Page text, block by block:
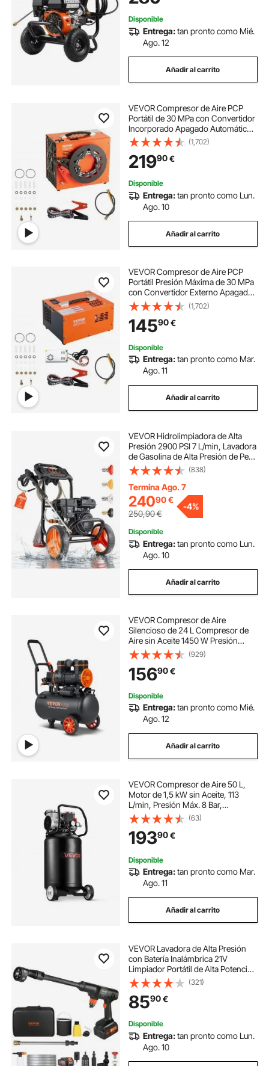
Disponible
Entrega:tan pronto como Mié.
Ago. 12
Añadir al carrito
VEVOR Compresor de Aire PCP
Portátil de 30 MPa con Convertidor
Incorporado Apagado Automático
CC 12V/CA 230V Bomba de Tanque
de Paintball sin Aceite para Pistola
de Aire, Tanque de Buceo
(1,702)
21990€
Disponible
Entrega:tan pronto como Lun.
Ago. 10
Añadir al carrito
VEVOR Compresor de Aire PCP
Portátil Presión Máxima de 30 MPa
con Convertidor Externo Apagado
Manual CC 12 V/CA 230 V Bomba
de Tanque de Paintball sin Aceite
para Pistola de Aire, Tanque de
Buceo
(1,702)
14590€
Disponible
Entrega:tan pronto como Mar.
Ago. 11
Añadir al carrito
VEVOR Hidrolimpiadora de Alta
Presión 2900 PSI 7 L/min, Lavadora
de Gasolina de Alta Presión de Perfil
Bajo con Bomba de Aluminio,
Manguera de 7,9 m, 4 Boquillas,
Ruedas para Coches Ventanas
Paredes
(838)
Termina Ago. 7
24090€
250,90€
-4%
Disponible
Entrega:tan pronto como Lun.
Ago. 10
Añadir al carrito
VEVOR Compresor de Aire
Silencioso de 24 L Compresor de
Aire sin Aceite 1450 W Presión
Máxima de 3,5 Mpa Motor sin
Aceite 70 dB para Reparación de
Automóviles Inflado de Neumáticos
Pintura a Pistola
(929)
15690€
Disponible
Entrega:tan pronto como Mié.
Ago. 12
Añadir al carrito
VEVOR Compresor de Aire 50 L,
Motor de 1,5 kW sin Aceite, 113
L/min, Presión Máx. 8 Bar,
Compresor Silencioso 75 dB,
Portátil con Ruedas, para Inflación
de Neumáticos Pistola de Pintura
Carpintería
(63)
19390€
Disponible
Entrega:tan pronto como Mar.
Ago. 11
Añadir al carrito
VEVOR Lavadora de Alta Presión
con Batería Inalámbrica 21V
Limpiador Portátil de Alta Potencia
652PSI 50bar Lavadora Eléctrica
3,5L/min Cargador de Batería
4,0Ah para Limpieza de Patio,
Jardín, Coche
(321)
8590€
Disponible
Entrega:tan pronto como Lun.
Ago. 10